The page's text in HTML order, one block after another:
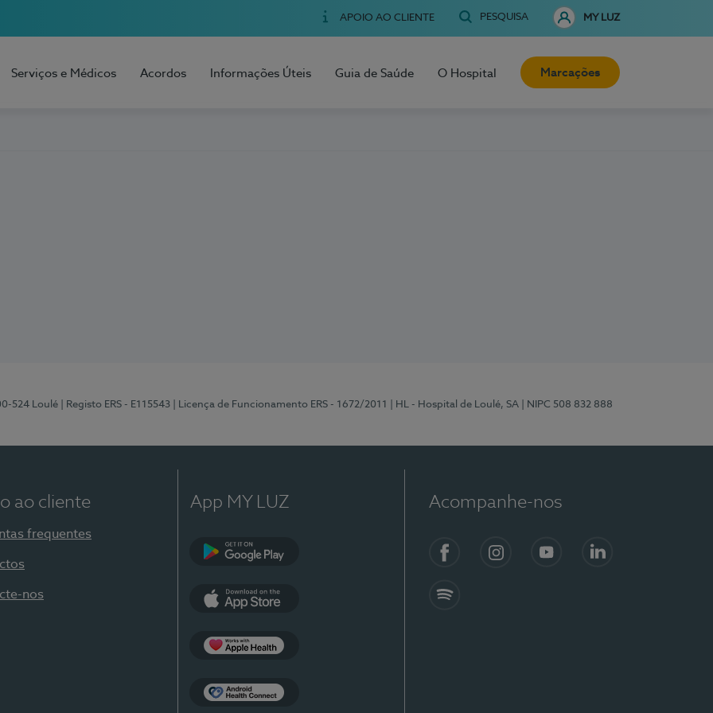
APOIO AO CLIENTE PESQUISA MY LUZ
Serviços e Médicos Acordos Informações Úteis Guia de Saúde O Hospital Marcações
524 Loulé | Registo ERS - E115543 | Licença de Funcionamento ERS - 1672/2011 | HL - Hospital de Loulé, SA | NIPC 508 832 888
ao cliente
frequentes
nos
App MY LUZ Acompanhe-nos